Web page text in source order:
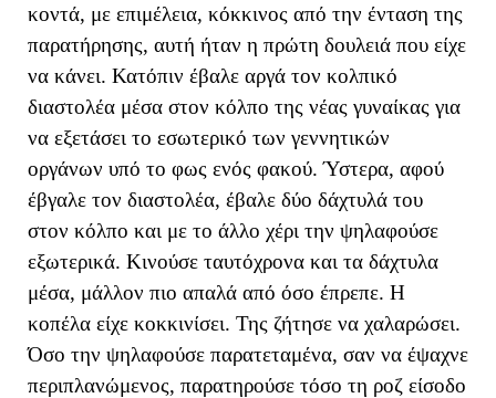
κοντά, με επιμέλεια, κόκκινος από την ένταση της
παρατήρησης, αυτή ήταν η πρώτη δουλειά που είχε
να κάνει. Κατόπιν έβαλε αργά τον κολπικό
διαστολέα μέσα στον κόλπο της νέας γυναίκας για
να εξετάσει το εσωτερικό των γεννητικών
οργάνων υπό το φως ενός φακού. Ύστερα, αφού
έβγαλε τον διαστολέα, έβαλε δύο δάχτυλά του
στον κόλπο και με το άλλο χέρι την ψηλαφούσε
εξωτερικά. Κινούσε ταυτόχρονα και τα δάχτυλα
μέσα, μάλλον πιο απαλά από όσο έπρεπε. Η
κοπέλα είχε κοκκινίσει. Της ζήτησε να χαλαρώσει.
Όσο την ψηλαφούσε παρατεταμένα, σαν να έψαχνε
περιπλανώμενος, παρατηρούσε τόσο τη ροζ είσοδο